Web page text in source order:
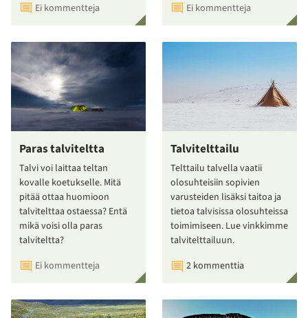
Ei kommentteja
Ei kommentteja
Paras talviteltta
Talvi voi laittaa teltan
kovalle koetukselle. Mitä
pitää ottaa huomioon
talvitelttaa ostaessa? Entä
mikä voisi olla paras
talviteltta?
Ei kommentteja
Talvitelttailu
Telttailu talvella vaatii
olosuhteisiin sopivien
varusteiden lisäksi taitoa ja
tietoa talvisissa olosuhteissa
toimimiseen. Lue vinkkimme
talvitelttailuun.
2 kommenttia